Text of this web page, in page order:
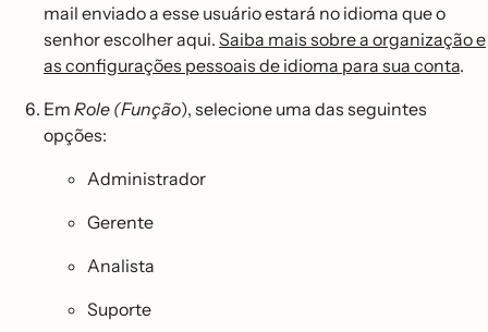
mail enviado a esse usuário estará no idioma que o
senhor escolher aqui. Saiba mais sobre a organização e
as configurações pessoais de idioma para sua conta.
Em Role (Função), selecione uma das seguintes
opções:
Administrador
Gerente
Analista
Suporte